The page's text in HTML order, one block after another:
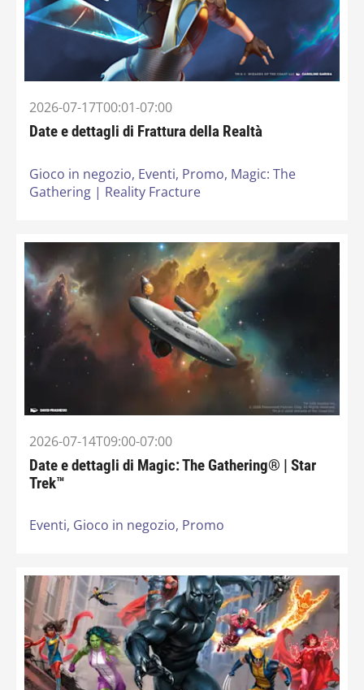
2026-07-17T00:01-07:00
Date e dettagli di Frattura della Realtà
Gioco in negozio, Eventi, Promo, Magic: The
Gathering | Reality Fracture
2026-07-14T09:00-07:00
Date e dettagli di Magic: The Gathering® | Star
Trek™
Eventi, Gioco in negozio, Promo